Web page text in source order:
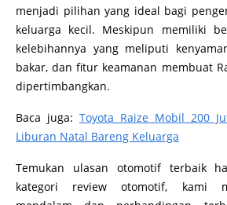
menjadi pilihan yang ideal bagi
keluarga kecil. Meskipun memiliki
kelebihannya yang meliputi
bakar, dan fitur keamanan membuat
dipertimbangkan.
Baca juga: Toyota Raize Mobil 200
Liburan Natal Bareng Keluarga
Temukan ulasan otomotif terbaik
kategori review otomotif, kami